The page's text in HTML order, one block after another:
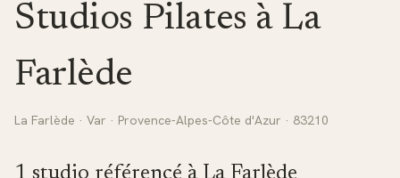
Studios Pilates à La
Farlède
La Farlède · Var · Provence-Alpes-Côte d'Azur · 83210
1 studio référencé à La Farlède